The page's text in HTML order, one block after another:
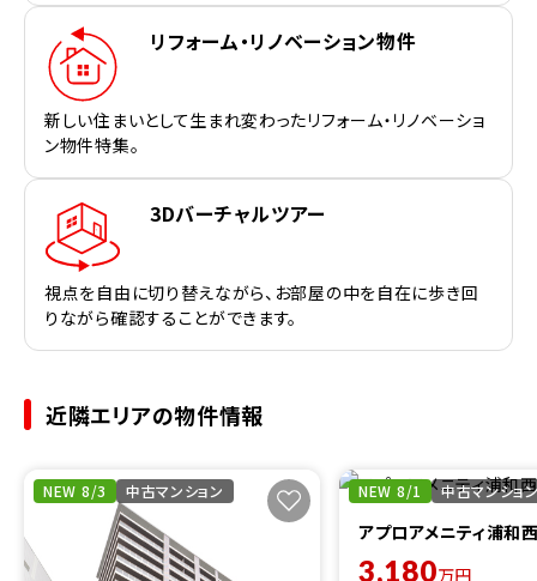
リフォーム・リノベーション物件
新しい住まいとして生まれ変わったリフォーム・リノベーショ
ン物件特集。
3Dバーチャルツアー
視点を自由に切り替えながら、お部屋の中を自在に歩き回
りながら確認することができます。
近隣エリアの物件情報
NEW 8/3 中古マンション NEW 8/1 中古マンショ
アプロアメニティ浦和
3,180万円